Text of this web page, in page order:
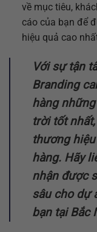
về mục tiêu,
cáo của bạn để
hiệu quả cao
Với sự tận
Branding
hàng
trời tốt
thương
hàng. Hãy
nhận được
sâu cho dự
bạn tại Bắc